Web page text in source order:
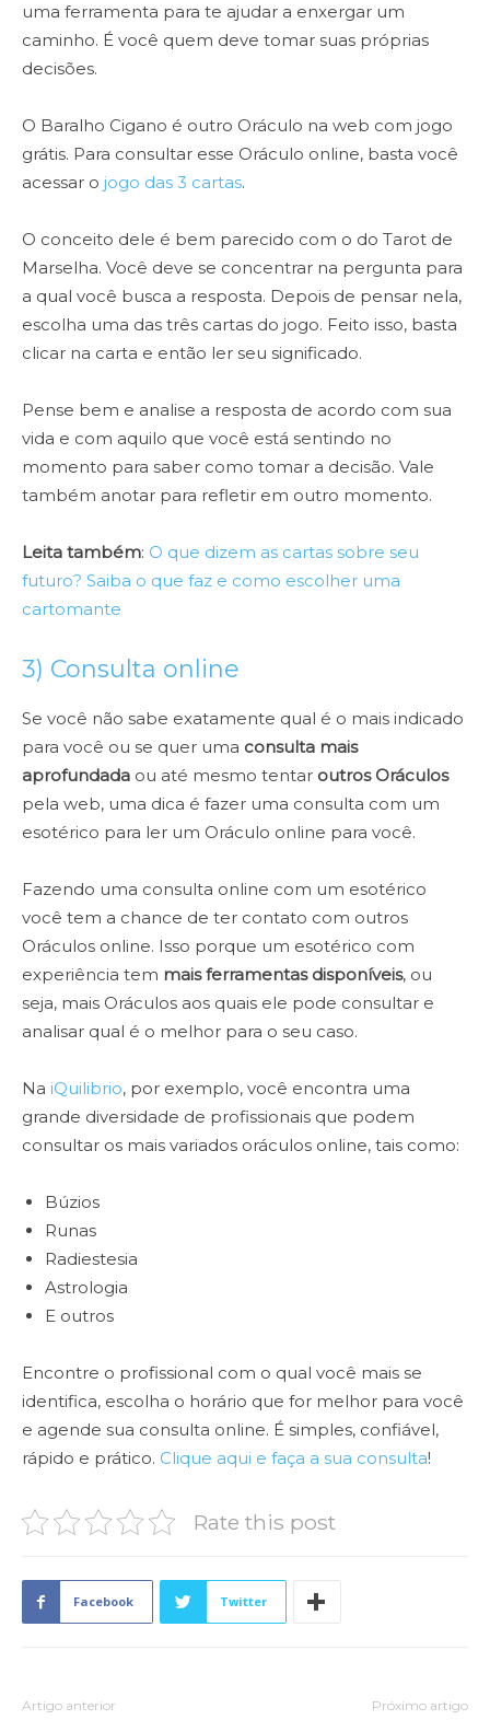
uma ferramenta para te ajudar a enxergar um
caminho. É você quem deve tomar suas próprias
decisões.
O Baralho Cigano é outro Oráculo na web com jogo
grátis. Para consultar esse Oráculo online, basta você
acessar o jogo das 3 cartas.
O conceito dele é bem parecido com o do Tarot de
Marselha. Você deve se concentrar na pergunta para
a qual você busca a resposta. Depois de pensar nela,
escolha uma das três cartas do jogo. Feito isso, basta
clicar na carta e então ler seu significado.
Pense bem e analise a resposta de acordo com sua
vida e com aquilo que você está sentindo no
momento para saber como tomar a decisão. Vale
também anotar para refletir em outro momento.
Leita também: O que dizem as cartas sobre seu
futuro? Saiba o que faz e como escolher uma
cartomante
3) Consulta online
Se você não sabe exatamente qual é o mais indicado
para você ou se quer uma consulta mais
aprofundada ou até mesmo tentar outros Oráculos
pela web, uma dica é fazer uma consulta com um
esotérico para ler um Oráculo online para você.
Fazendo uma consulta online com um esotérico
você tem a chance de ter contato com outros
Oráculos online. Isso porque um esotérico com
experiência tem mais ferramentas disponíveis, ou
seja, mais Oráculos aos quais ele pode consultar e
analisar qual é o melhor para o seu caso.
Na iQuilibrio, por exemplo, você encontra uma
grande diversidade de profissionais que podem
consultar os mais variados oráculos online, tais como:
Búzios
Runas
Radiestesia
Astrologia
E outros
Encontre o profissional com o qual você mais se
identifica, escolha o horário que for melhor para você
e agende sua consulta online. É simples, confiável,
rápido e prático. Clique aqui e faça a sua consulta!
Rate this post
Facebook Twitter
Artigo anterior Próximo artigo